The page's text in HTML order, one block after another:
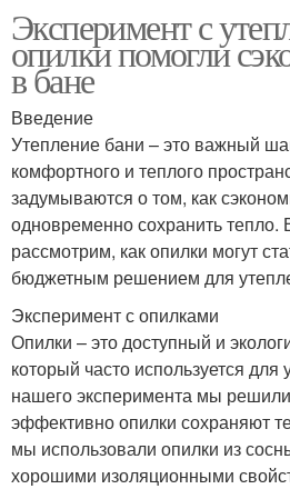
Эксперимент с
опилки помогли
в бане
Введение
Утепление бани – это важный
комфортного и теплого
задумываются о том, как
одновременно сохранить тепло.
рассмотрим, как опилки могут
бюджетным решением для
Эксперимент с опилками
Опилки – это доступный и
который часто используется
нашего эксперимента мы
эффективно опилки сохраняют
мы использовали опилки из
хорошими изоляционными